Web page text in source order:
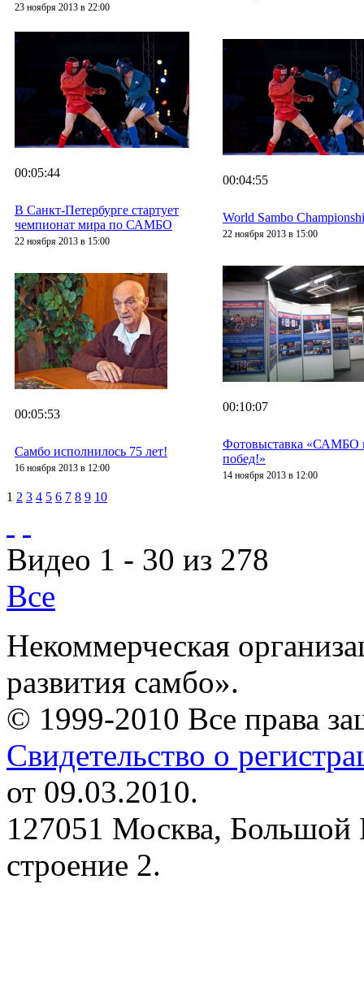
23 ноября 2013 в 22:00
00:05:44
В Санкт-Петербурге стартует
чемпионат мира по САМБО
22 ноября 2013 в 15:00
00:04:55
World Sambo
22 ноября 2013 в 15:00
00:05:53
Самбо исполнилось 75 лет!
16 ноября 2013 в 12:00
00:10:07
Фотовыставка «САМБО
побед!»
14 ноября 2013 в 12:00
1 2 3 4 5 6 7 8 9 10
Видео 1 - 30 из 278
Все
Некоммерческая
развития самбо».
© 1999-2010 Все права
Свидетельство о
от 09.03.2010.
127051 Москва, Большой
строение 2.